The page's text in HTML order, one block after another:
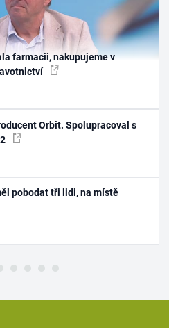
farmacii, nakupujeme v
Orbit. Spolupracoval s
pobodat tři lidi, na místě